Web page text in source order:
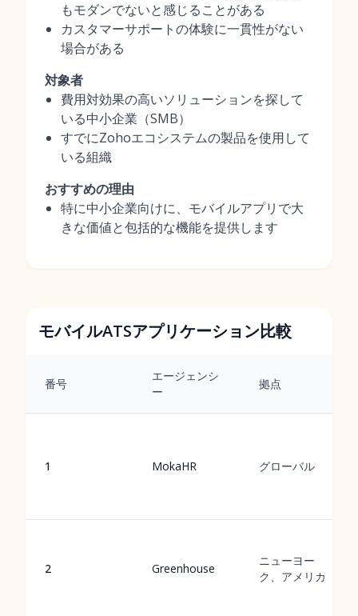
もモダンでないと感じることがある
カスタマーサポートの体験に一貫性がない
場合がある
対象者
費用対効果の高いソリューションを探して
いる中小企業（SMB）
すでにZohoエコシステムの製品を使用して
いる組織
おすすめの理由
特に中小企業向けに、モバイルアプリで大
きな価値と包括的な機能を提供します
モバイルATSアプリケーション比較
番号
エージェンシ
ー
拠点
1 MokaHR グローバル
2 Greenhouse
ニューヨー
ク、アメリカ